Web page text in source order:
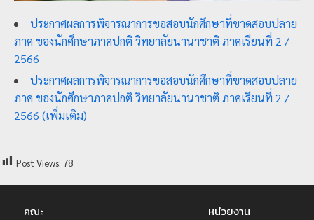
ล
ม
ห
า
วิ
ย
ร
ประกาศผลการพิจารณาการขอสอบนักศึกษาที่ขาดสอบปลาย
ภาค ของนักศึกษาภาคปกติ วิทยาลัยนานาชาติ ภาคเรียนที่ 2 /
2566
ประกาศผลการพิจารณาการขอสอบนักศึกษาที่ขาดสอบปลาย
ภาค ของนักศึกษาภาคปกติ วิทยาลัยนานาชาติ ภาคเรียนที่ 2 /
2566 (เพิ่มเติม)
Post Views: 78
คณะ หน่วยงาน